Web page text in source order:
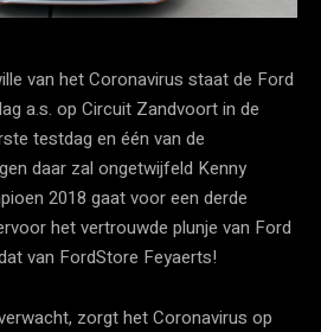
van het Coronavirus staat de Ford
a.s. op Circuit Zandvoort in de
testdag en één van de
daar zal ongetwijfeld Kenny
2018 gaat voor een derde
het vertrouwde plunje van Ford
van FordStore Feyaerts!
zorgt het Coronavirus op